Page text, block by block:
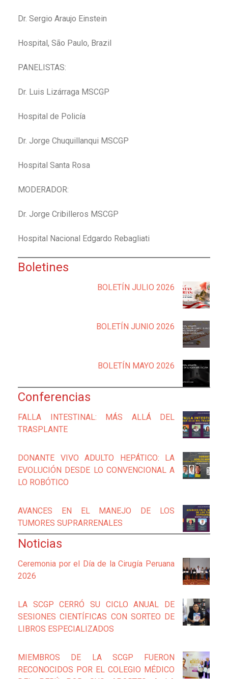
Dr. Sergio Araujo Einstein
Hospital, São Paulo, Brazil
PANELISTAS:
Dr. Luis Lizárraga MSCGP
Hospital de Policía
Dr. Jorge Chuquillanqui MSCGP
Hospital Santa Rosa
MODERADOR:
Dr. Jorge Cribilleros MSCGP
Hospital Nacional Edgardo Rebagliati
Boletines
BOLETÍN JULIO 2026
BOLETÍN JUNIO 2026
BOLETÍN MAYO 2026
Conferencias
FALLA INTESTINAL: MÁS ALLÁ DEL
TRASPLANTE
DONANTE VIVO ADULTO HEPÁTICO: LA
EVOLUCIÓN DESDE LO CONVENCIONAL A
LO ROBÓTICO
AVANCES EN EL MANEJO DE LOS
TUMORES SUPRARRENALES
Noticias
Ceremonia por el Día de la Cirugía Peruana
2026
LA SCGP CERRÓ SU CICLO ANUAL DE
SESIONES CIENTÍFICAS CON SORTEO DE
LIBROS ESPECIALIZADOS
MIEMBROS DE LA SCGP FUERON
RECONOCIDOS POR EL COLEGIO MÉDICO